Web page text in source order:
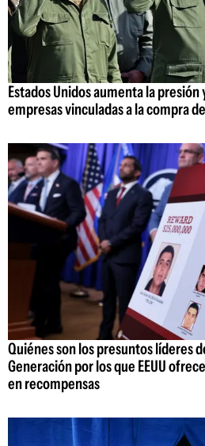
Estados Unidos aumenta la
empresas vinculadas a la compra
Quiénes son los presuntos líderes
Generación por los que EEUU
en recompensas